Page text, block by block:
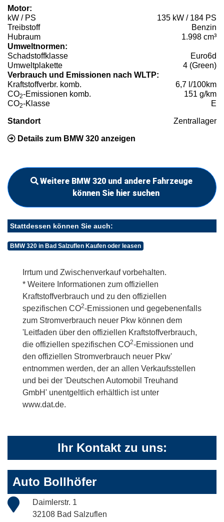
Motor:
kW / PS
135 kW / 184 PS
Treibstoff
Benzin
Hubraum
1.998 cm³
Umweltnormen:
Schadstoffklasse
Euro6d
Umweltplakette
4 (Green)
Verbrauch und Emissionen nach WLTP:
Kraftstoffverbr. komb.
6,7 l/100km
CO2-Emissionen komb.
151 g/km
CO2-Klasse E
Standort Zentrallager
Details zum BMW 320 anzeigen
Weitere BMW 320 und andere Fahrzeuge
können Sie hier suchen
Stattdessen können Sie auch:
BMW 320 in Bad Salzuflen Kaufen oder leasen
Irrtum und Zwischenverkauf vorbehalten.
* Weitere Informationen zum offiziellen
Kraftstoffverbrauch und zu den offiziellen
spezifischen CO2-Emissionen und gegebenenfalls
zum Stromverbrauch neuer Pkw können dem
'Leitfaden über den offiziellen Kraftstoffverbrauch,
die offiziellen spezifischen CO2-Emissionen und
den offiziellen Stromverbrauch neuer Pkw'
entnommen werden, der an allen Verkaufsstellen
und bei der 'Deutschen Automobil Treuhand
GmbH' unentgeltlich erhältlich ist unter
www.dat.de.
Ihr Kontakt zu uns:
Auto Bollhöfer
Daimlerstr. 1
32108 Bad Salzuflen